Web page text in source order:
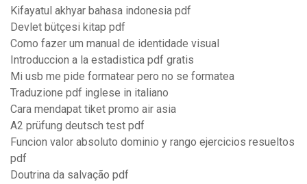
Kifayatul akhyar bahasa indonesia pdf
Devlet bütçesi kitap pdf
Como fazer um manual de identidade visual
Introduccion a la estadistica pdf gratis
Mi usb me pide formatear pero no se formatea
Traduzione pdf inglese in italiano
Cara mendapat tiket promo air asia
A2 prüfung deutsch test pdf
Funcion valor absoluto dominio y rango ejercicios resueltos
pdf
Doutrina da salvação pdf